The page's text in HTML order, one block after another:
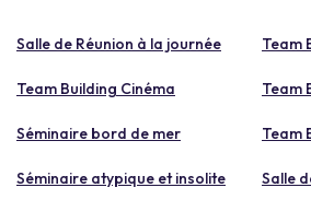
Salle de Réunion à la journée Team
Team Building Cinéma Team
Séminaire bord de mer Team
Séminaire atypique et insolite Salle